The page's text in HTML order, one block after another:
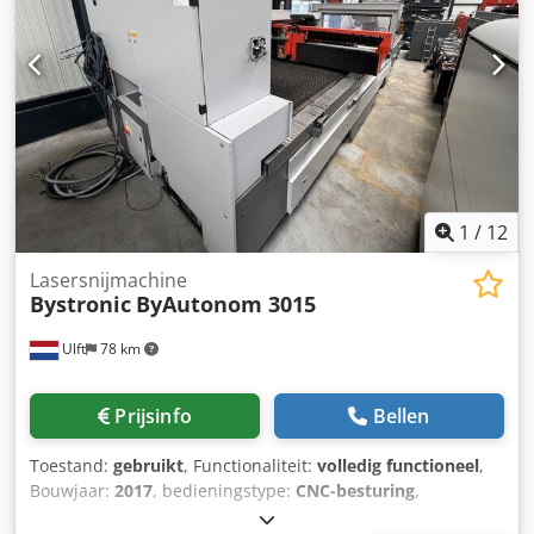
staat. Dankzij het vermogen van 4,4 kW kan de machine
efficiënt dikke metalen materialen snijden. Het Donaldson
filtersysteem is beduidend nieuwer dan de laser zelf
(2018), wat zorgt voor een moderne luchtreiniging. Neem
bij vragen gerust contact met ons op!
Arzmj Agrja Herhaalbaarheid Ps: +/- 0,05 mm Maximaal
werkstukgewicht: 890 kg Bediening via paneel: ByVision
Touchscreen en handbediening Platenautomatisering /
laadarm / Bytrans niet inbegrepen. Veel gebruikte
plaatwerkmachines te koop, waaronder persremmen.
1 / 12
Ulft 78 km
Lasersnijmachine
Bystronic ByAutonom 3015
Prijsinfo Bellen
Toestand: gebruikt, Functionaliteit: volledig functioneel,
Bouwjaar: 2017, bedieningstype: CNC-besturing,
Bystronic, controller model: